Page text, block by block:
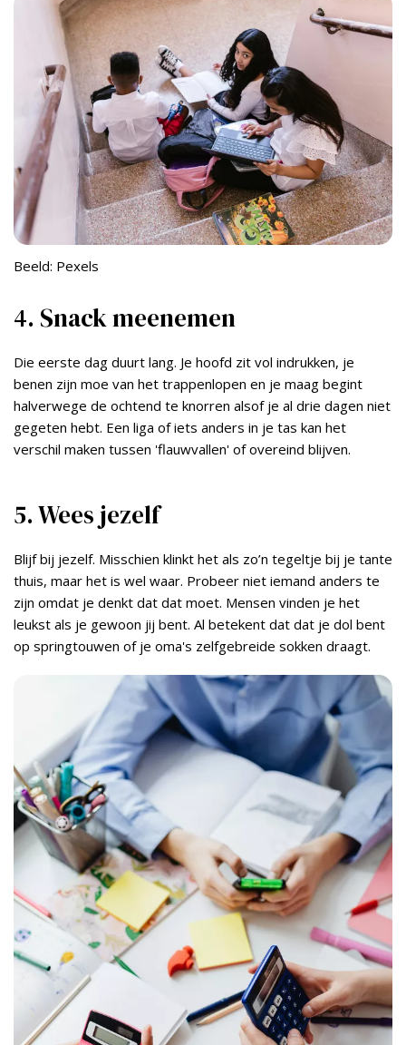
Beeld: Pexels
4. Snack meenemen
Die eerste dag duurt lang. Je hoofd zit vol indrukken, je
benen zijn moe van het trappenlopen en je maag begint
halverwege de ochtend te knorren alsof je al drie dagen niet
gegeten hebt. Een liga of iets anders in je tas kan het
verschil maken tussen 'flauwvallen' of overeind blijven.
5. Wees jezelf
Blijf bij jezelf. Misschien klinkt het als zo’n tegeltje bij je tante
thuis, maar het is wel waar. Probeer niet iemand anders te
zijn omdat je denkt dat dat moet. Mensen vinden je het
leukst als je gewoon jij bent. Al betekent dat dat je dol bent
op springtouwen of je oma's zelfgebreide sokken draagt.